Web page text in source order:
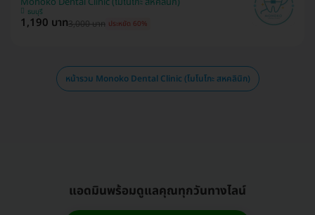
ธนบุรี
1,190 บาท3,000 บาท ประหยัด 60%
หน้ารวม Monoko Dental Clinic (โมโนโกะ สหคลินิก)
แอดมินพร้อมดูแลคุณทุกวันทางไลน์